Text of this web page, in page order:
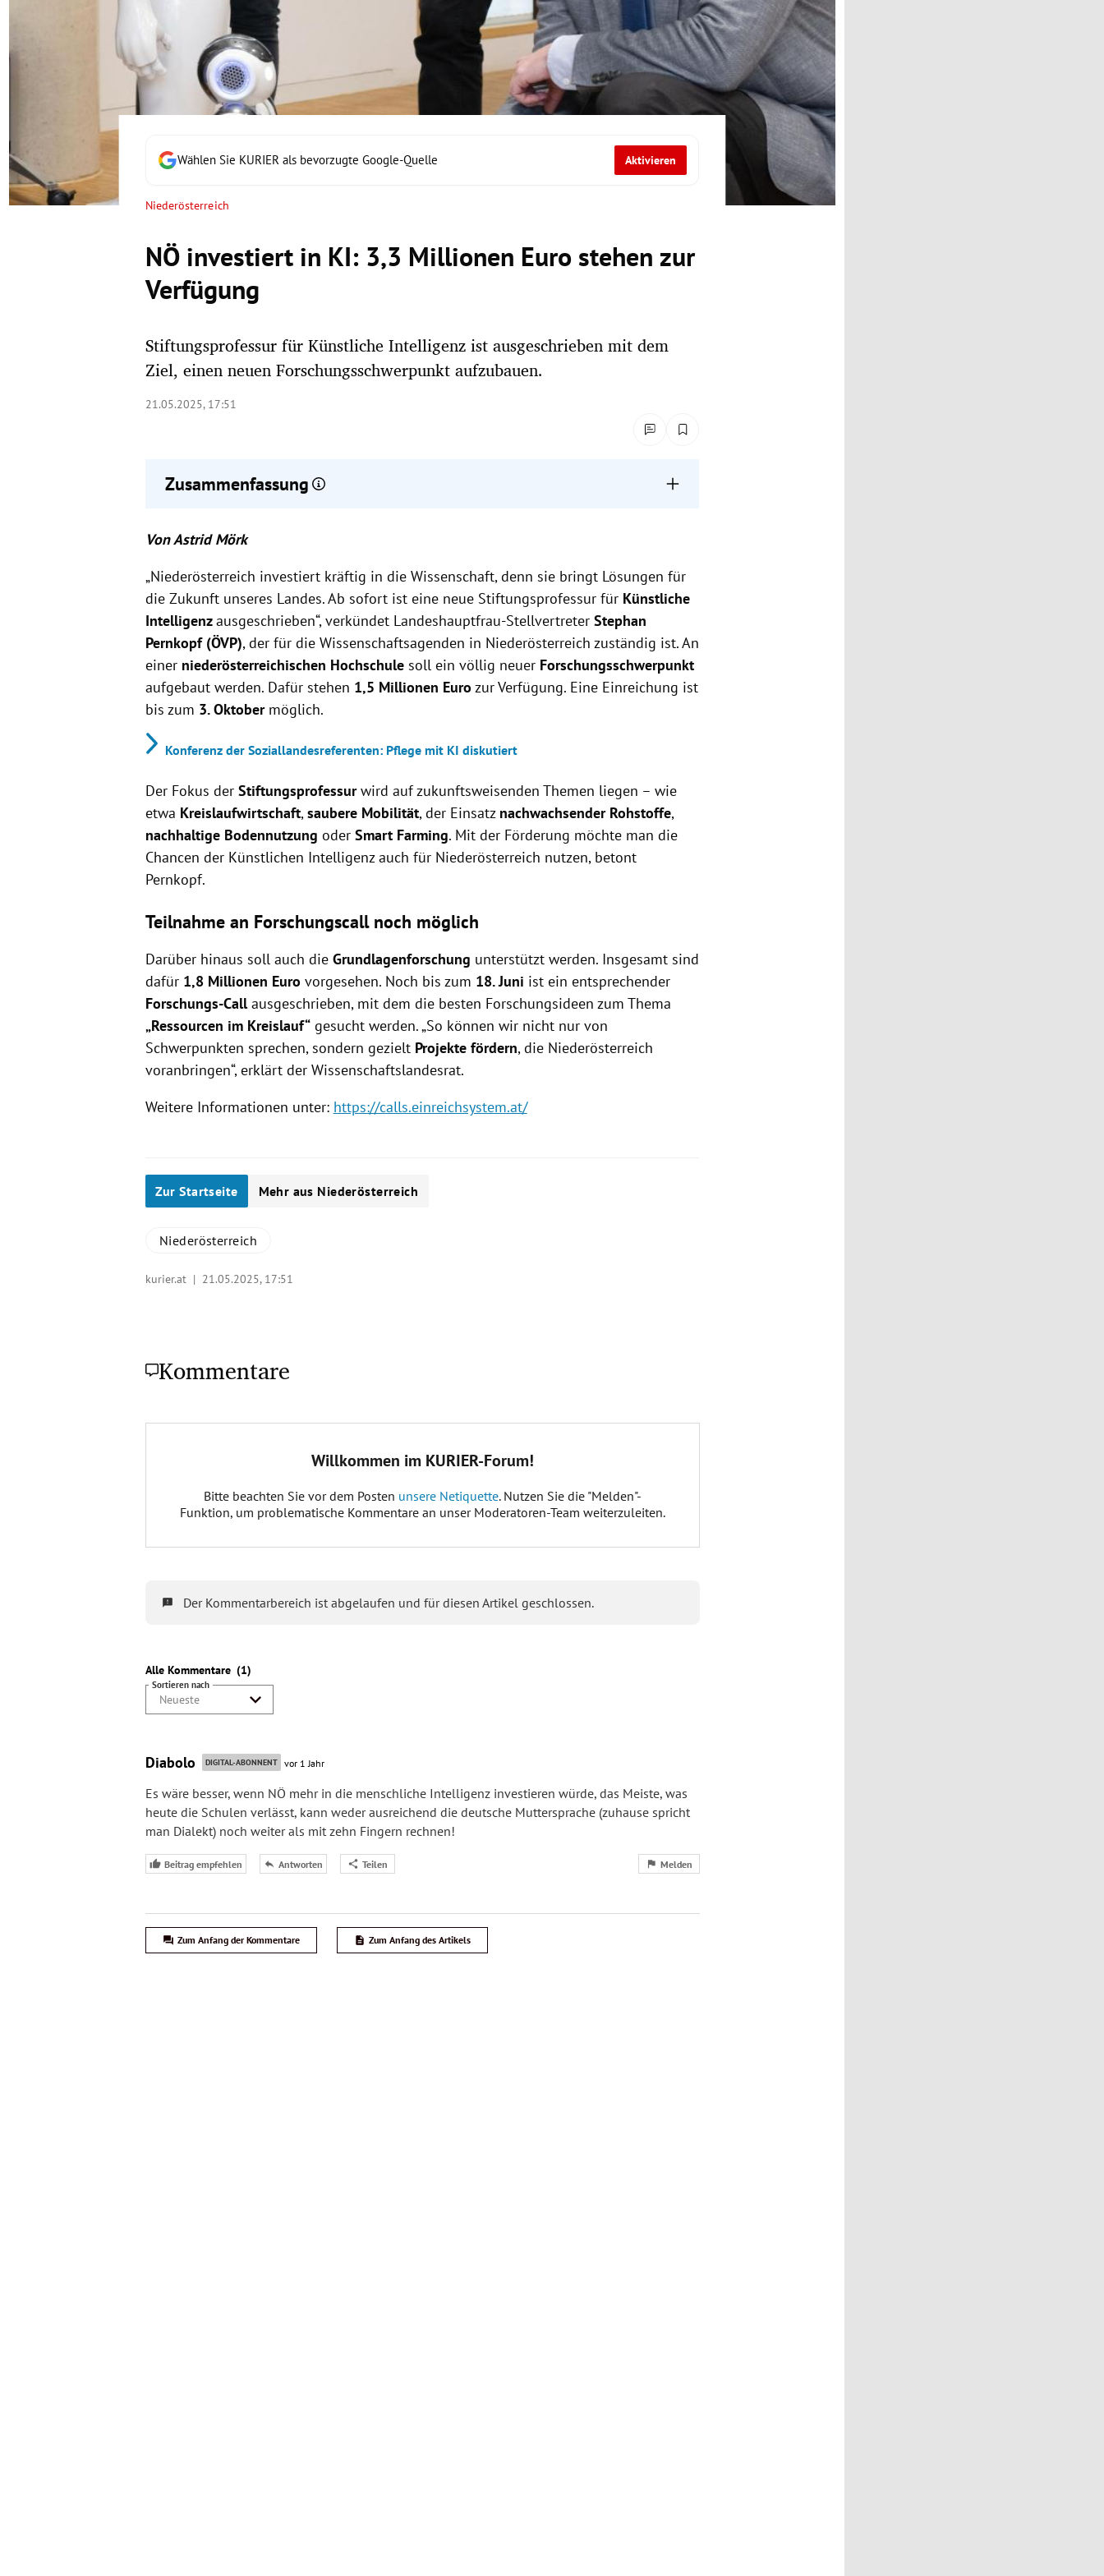
Untermenü
Untermenü
Wählen Sie KURIER als bevorzugte Google-Quelle Aktivieren
Niederösterreich
NÖ investiert in KI: 3,3 Millionen Euro stehen zur
Verfügung
Stiftungsprofessur für Künstliche Intelligenz ist ausgeschrieben mit dem
Ziel, einen neuen Forschungsschwerpunkt aufzubauen.
21.05.2025, 17:51
Zusammenfassung
von 1,5 Millionen Euro.
und Smart Farming.
Forschungs-Call für Projekte zu 'Ressourcen im Kreislauf' mit 1,8 Millionen Euro
Förderung bis 18. Juni ausgeschrieben.
Von Astrid Mörk
„Niederösterreich investiert kräftig in die Wissenschaft, denn sie bringt Lösungen für
die Zukunft unseres Landes.Ab sofort ist eine neue Stiftungsprofessur für Künstliche
Intelligenzausgeschrieben“, verkündet Landeshauptfrau-Stellvertreter Stephan
Pernkopf (ÖVP), der für die Wissenschaftsagenden in Niederösterreich zuständig ist. An
einer niederösterreichischen Hochschulesoll ein völlig neuer Forschungsschwerpunkt
aufgebaut werden. Dafür stehen 1,5 Millionen Euro zur Verfügung. Eine Einreichung ist
bis zum 3. Oktobermöglich.
Konferenz der Soziallandesreferenten: Pflege mit KI diskutiert
Der Fokus der Stiftungsprofessurwird auf zukunftsweisenden Themen liegen – wie
etwa Kreislaufwirtschaft,saubere Mobilität, der Einsatz nachwachsender Rohstoffe,
nachhaltige Bodennutzung oderSmart Farming. Mit der Förderung möchte man die
Chancen der Künstlichen Intelligenz auch für Niederösterreich nutzen, betont
Pernkopf.
Teilnahme an Forschungscall noch möglich
Darüber hinaus soll auch dieGrundlagenforschung unterstützt werden. Insgesamt sind
dafür 1,8 Millionen Euro vorgesehen. Noch bis zum 18. Juni ist ein entsprechender
Forschungs-Callausgeschrieben, mit dem die besten Forschungsideen zum Thema
„Ressourcen im Kreislauf“gesucht werden. „So können wir nicht nur von
Schwerpunkten sprechen, sondern gezielt Projekte fördern, die Niederösterreich
voranbringen“, erklärt der Wissenschaftslandesrat.
Weitere Informationen unter: https://calls.einreichsystem.at/
Zur Startseite Mehr aus Niederösterreich
Niederösterreich
kurier.at | 21.05.2025, 17:51
Kommentare